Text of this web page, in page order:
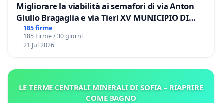
Migliorare la viabilità ai semafori di via Anton
Giulio Bragaglia e via Tieri XV MUNICIPIO DI
ROMA
185 firme
185 Firme / 30 giorni
21 Jul 2026
LE TERME CENTRALI MINERALI DI SOFIA – RIAPRIRE
COME BAGNO